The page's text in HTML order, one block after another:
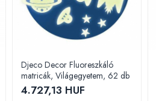
Djeco Decor Fluoreszkáló
matricák, Világegyetem, 62 db
4.727,13 HUF